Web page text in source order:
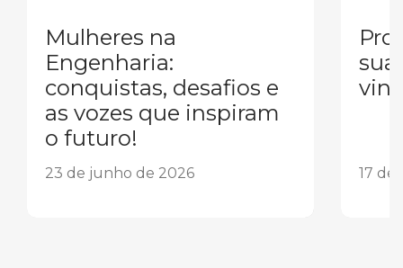
Mulheres na
Engenharia:
conquistas, desafios e
as vozes que inspiram
o futuro!
23 de junho de 2026
sua
17 de